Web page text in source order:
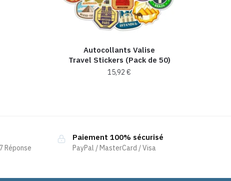
Autocollants Valise
Travel Stickers (Pack de 50)
15,92€
Réponse
Paiement 100% sécurisé
PayPal / MasterCard / Visa